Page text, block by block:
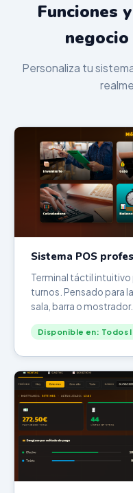
Funciones
Personaliza tu
Sistema POS
Terminal táctil intuitivo
turnos. Pensado para
sala, barra o mostrador.
Disponible en: Todos